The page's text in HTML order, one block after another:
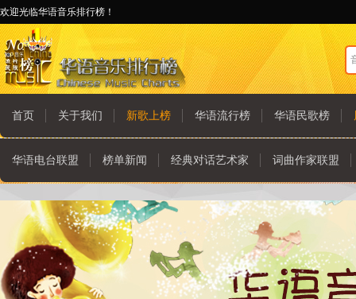
欢迎光临华语音乐排行榜！
首页 关于我们 新歌上榜 华语流行榜 华语民歌榜
华语电台联盟 榜单新闻 经典对话艺术家 词曲作家联盟